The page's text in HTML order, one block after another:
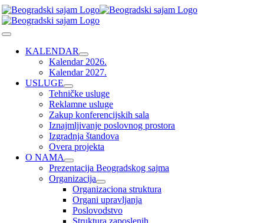
Skip
to
content
Toggle
NavigationKALENDAR
Kalendar 2026.
Kalendar 2027.
USLUGE
Tehničke usluge
Reklamne usluge
Zakup konferencijskih sala
Iznajmljivanje poslovnog prostora
Izgradnja štandova
Overa projekta
O NAMA
Prezentacija Beogradskog sajma
Organizacija
Organizaciona struktura
Organi upravljanja
Poslovodstvo
Struktura zaposlenih